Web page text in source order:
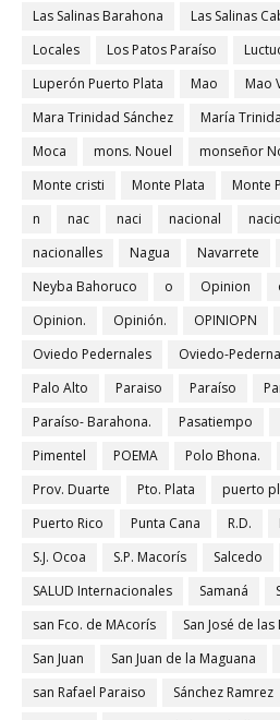
Las Salinas Barahona
Las Salinas
Locales
Los Patos Paraíso
Luperón Puerto Plata
Mao
Mao
Mara Trinidad Sánchez
María
Moca
mons. Nouel monseñor
Monte cristi
Monte Plata Monte
n
nac naci nacional
nacionalles
Nagua Navarrete
Neyba Bahoruco
o Opinion
Opinion.
Opinión. OPINIOPN
Oviedo Pedernales
Oviedo-
Palo Alto
Paraiso Paraíso
Paraíso- Barahona.
Pasatiempo
Pimentel
POEMA Polo Bhona.
Prov. Duarte
Pto. Plata puerto
Puerto Rico
Punta Cana R.D.
S.J. Ocoa
S.P. Macorís Salcedo
SALUD Internacionales
Samaná
san Fco. de MAcorís
San José de las
San Juan
San Juan de la Maguana
san Rafael Paraiso
Sánchez Ramrez